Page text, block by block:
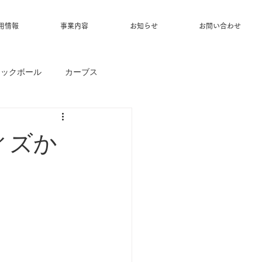
情報 事業内容 お知らせ お問い合わせ
クボール カーブス
ズか